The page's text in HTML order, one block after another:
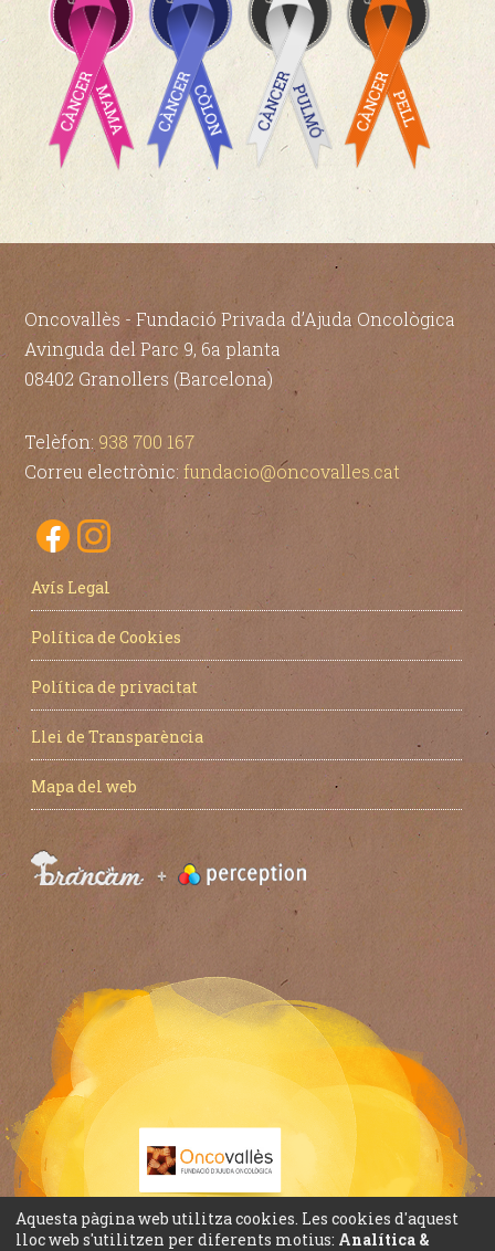
Oncovallès - Fundació Privada d’Ajuda Oncològica
Avinguda del Parc 9, 6a planta
08402 Granollers (Barcelona)
Telèfon: 938 700 167
Correu electrònic:fundacio@oncovalles.cat
Avís Legal
Política de Cookies
Política de privacitat
Llei de Transparència
Mapa del web
Aquesta pàgina web utilitza cookies. Les cookies d'aquest
lloc web s'utilitzen per diferents motius: Analítica &